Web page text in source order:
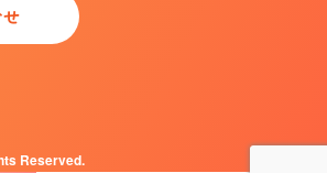
Reserved.